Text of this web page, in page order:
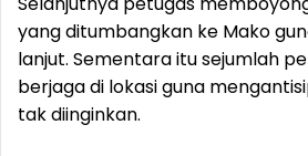
yang ditumbangkan ke Mako
lanjut. Sementara itu sejumlah
berjaga di lokasi guna
tak diinginkan.